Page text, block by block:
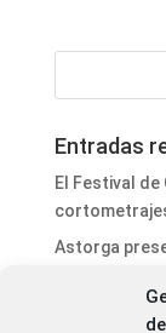
Entradas
El Festival de
Astorga